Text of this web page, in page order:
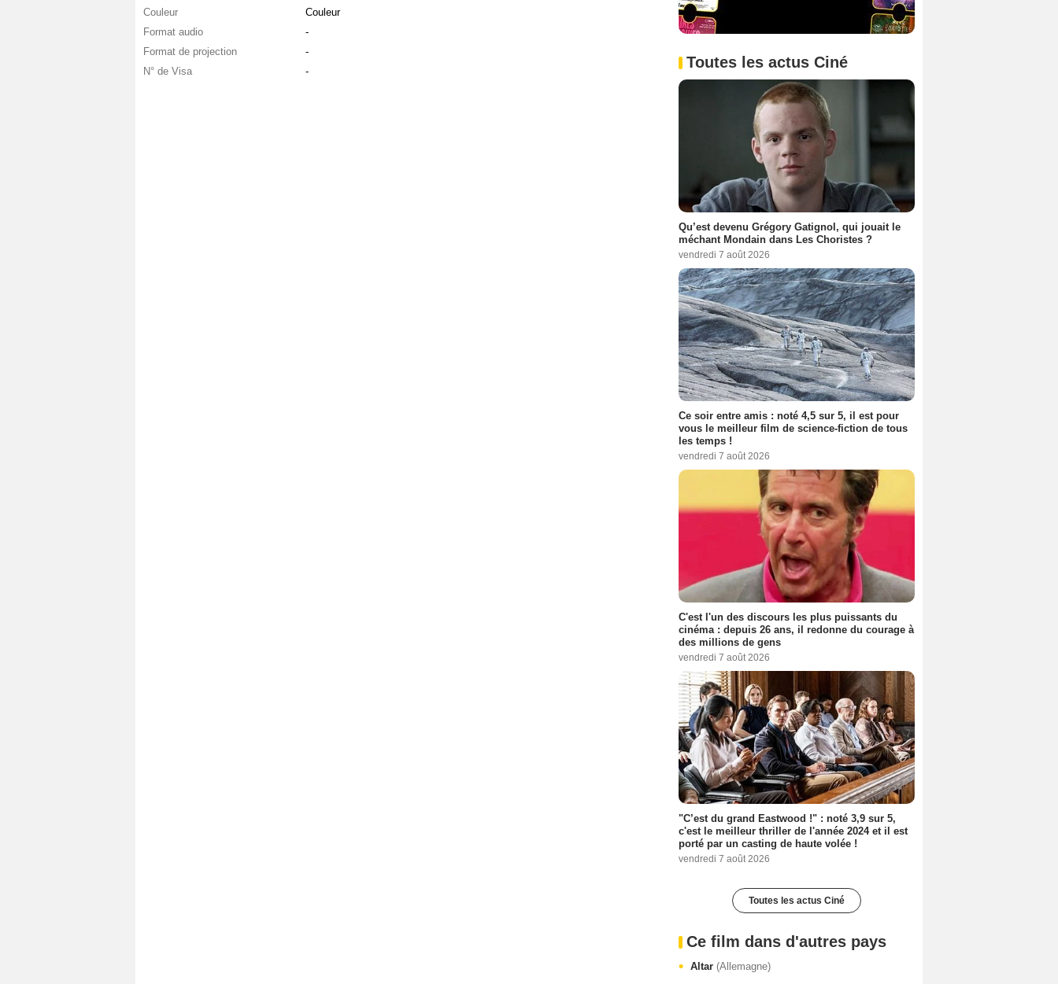
Couleur
Couleur
Format audio
-
Format de projection
-
N° de Visa
-
Toutes les actus Ciné
Qu’est devenu Grégory Gatignol, qui jouait le
méchant Mondain dans Les Choristes ?
vendredi 7 août 2026
Ce soir entre amis : noté 4,5 sur 5, il est pour
vous le meilleur film de science-fiction de tous
les temps !
vendredi 7 août 2026
C'est l'un des discours les plus puissants du
cinéma : depuis 26 ans, il redonne du courage à
des millions de gens
vendredi 7 août 2026
"C’est du grand Eastwood !" : noté 3,9 sur 5,
c'est le meilleur thriller de l'année 2024 et il est
porté par un casting de haute volée !
vendredi 7 août 2026
Toutes les actus Ciné
Ce film dans d'autres pays
Altar (Allemagne)